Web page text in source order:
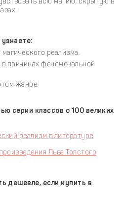
реализма.
в причинах феноменальной
жанре.
серии классов о 100 великих
реализм в литературе
Льва Толстого
дешевле, если купить в